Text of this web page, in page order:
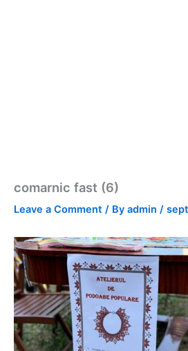
comarnic fast (6)
Leave a Comment / By admin /